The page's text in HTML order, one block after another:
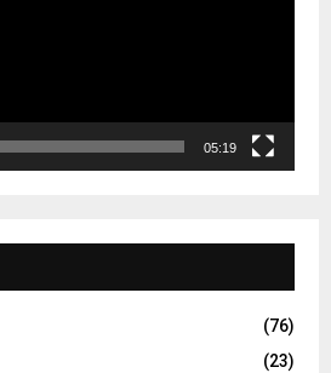
05:19
(76)
(23)